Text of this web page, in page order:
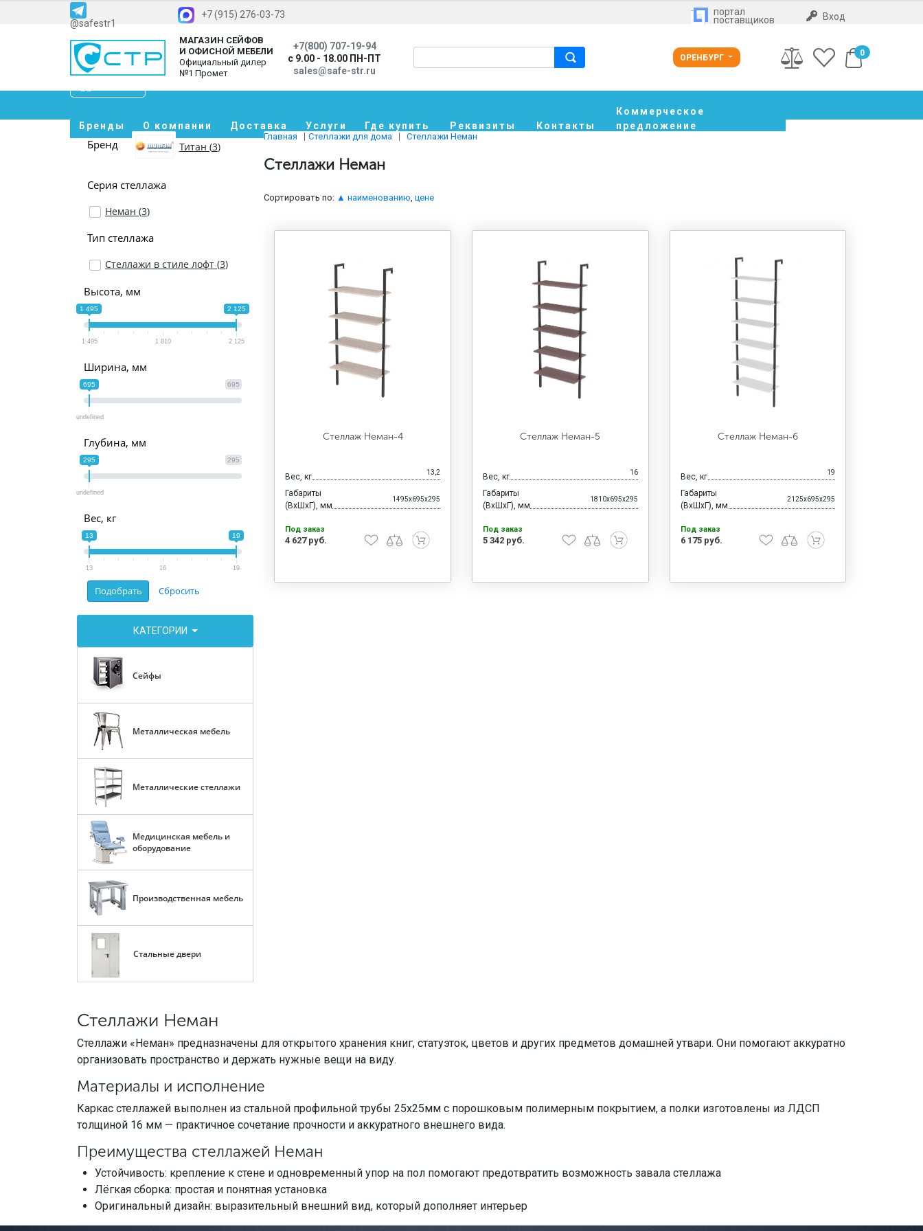
@safestr1
+7 (915) 276-03-73 портал
поставщиков Вход
МАГАЗИН СЕЙФОВ
И ОФИСНОЙ МЕБЕЛИ
Официальный дилер
№1 Промет
+7(800) 707-19-94
с 9.00 - 18.00 ПН-ПТ
sales@safe-str.ru
ОРЕНБУРГ 0
Бренды О компании Доставка Услуги Где купить Реквизиты Контакты
Коммерческое
предложение
Бренд Титан (3)
Серия стеллажа
Неман (3)
Тип стеллажа
Стеллажи в стиле лофт (3)
Высота, мм
1 495 2 125
1 495 1 810 2 125
Ширина, мм
695
695
undefined
Глубина, мм
295
295
undefined
Вес, кг
13 19
13 16 19
КАТЕГОРИИ
Сейфы
Металлическая мебель
Металлические стеллажи
Медицинская мебель и
оборудование
Производственная мебель
Стальные двери
Главная Стеллажи для дома Стеллажи Неман
Стеллажи Неман
Сортировать по: ▲ наименованию,цене
Стеллаж Неман-4
Вес, кг 13,2
Габариты
(ВхШхГ), мм
1495x695x295
Под заказ
4 627 руб.
Стеллаж Неман-5
Вес, кг 16
Габариты
(ВхШхГ), мм
1810x695x295
Под заказ
5 342 руб.
Стеллаж Неман-6
Вес, кг 19
Габариты
(ВхШхГ), мм
2125x695x295
Под заказ
6 175 руб.
Стеллажи Неман
Стеллажи «Неман» предназначены для открытого хранения книг, статуэток, цветов и других предметов домашней утвари. Они помогают аккуратно
организовать пространство и держать нужные вещи на виду.
Материалы и исполнение
Каркас стеллажей выполнен из стальной профильной трубы 25х25мм с порошковым полимерным покрытием, а полки изготовлены из ЛДСП
толщиной 16 мм — практичное сочетание прочности и аккуратного внешнего вида.
Преимущества стеллажей Неман
Устойчивость: крепление к стене и одновременный упор на пол помогают предотвратить возможность завала стеллажа
Лёгкая сборка: простая и понятная установка
Оригинальный дизайн: выразительный внешний вид, который дополняет интерьер